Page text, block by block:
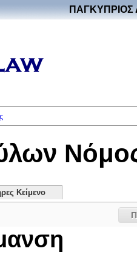
ΠΑΓΚΥΠΡΙΟΣ
Κείμενο